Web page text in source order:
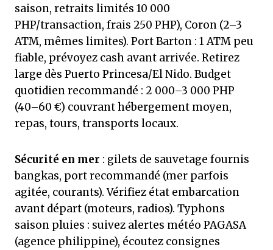
saison, retraits limités 10 000
PHP/transaction, frais 250 PHP), Coron (2–3
ATM, mêmes limites). Port Barton : 1 ATM peu
fiable, prévoyez cash avant arrivée. Retirez
large dès Puerto Princesa/El Nido. Budget
quotidien recommandé : 2 000–3 000 PHP
(40–60 €) couvrant hébergement moyen,
repas, tours, transports locaux.
Sécurité en mer : gilets de sauvetage fournis
bangkas, port recommandé (mer parfois
agitée, courants). Vérifiez état embarcation
avant départ (moteurs, radios). Typhons
saison pluies : suivez alertes météo PAGASA
(agence philippine), écoutez consignes